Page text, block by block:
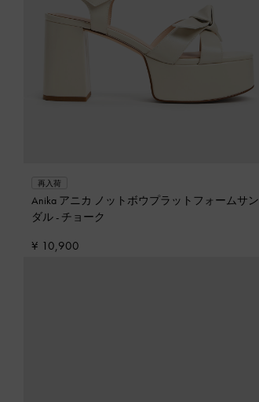
再入荷
Anika アニカ ノットボウプラットフォームサン
ダル - チョーク
¥ 10,900